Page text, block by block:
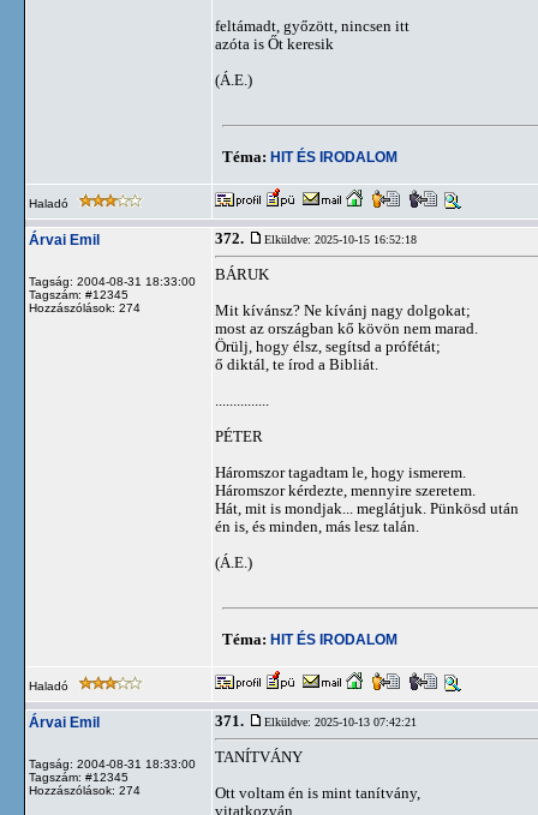
feltámadt, győzött, nincsen itt
azóta is Őt keresik
(Á.E.)
Téma: HIT ÉS IRODALOM
Haladó
Árvai Emil
Tagság: 2004-08-31 18:33:00
Tagszám: #12345
Hozzászólások: 274
372. Elküldve: 2025-10-15 16:52:18
BÁRUK
Mit kívánsz? Ne kívánj nagy dolgokat;
most az országban kő kövön nem marad.
Örülj, hogy élsz, segítsd a prófétát;
ő diktál, te írod a Bibliát.
PÉTER
Háromszor tagadtam le, hogy ismerem.
Háromszor kérdezte, mennyire szeretem.
Hát, mit is mondjak... meglátjuk. Pünkösd után
én is, és minden, más lesz talán.
(Á.E.)
Téma: HIT ÉS IRODALOM
Haladó
Árvai Emil
Tagság: 2004-08-31 18:33:00
Tagszám: #12345
Hozzászólások: 274
371. Elküldve: 2025-10-13 07:42:21
TANÍTVÁNY
Ott voltam én is mint tanítvány,
vitatkozván,